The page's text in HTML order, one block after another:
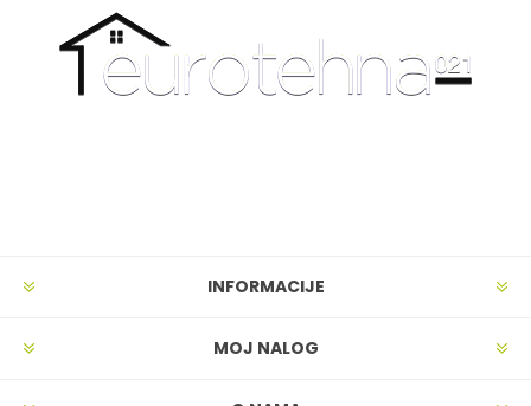
INFORMACIJE
MOJ NALOG